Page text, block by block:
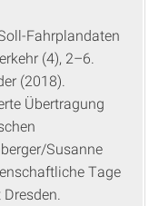
Fahrplandaten
(4), 2–6.
(2018).
Übertragung
Susanne
Tage